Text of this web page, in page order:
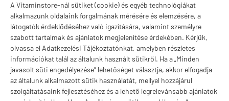
A Vitaminstore-nál sütiket (cookie) és egyéb technológiákat
alkalmazunk oldalaink forgalmának mérésére és elemzésére, a
látogatók érdeklődéséhez való igazítására, valamint személyre
szabott tartalmak és ajánlatok megjelenítése érdekében. Kérjük,
olvassa el Adatkezelési Tájékoztatónkat, amelyben részletes
információkat talál az általunk használt sütikről. Ha a „Minden
javasolt süti engedélyezése” lehetőséget választja, akkor elfogadja
az általunk alkalmazott sütik használatát, mellyel hozzájárul
szolgáltatásaink fejlesztéséhez és a lehető legrelevánsabb ajánlatok
Márkák
Valuta választás